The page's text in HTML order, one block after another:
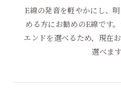
E線の発音を軽やかにし、
める方にお勧めのE線です
エンドを選べるため、現在
選べます